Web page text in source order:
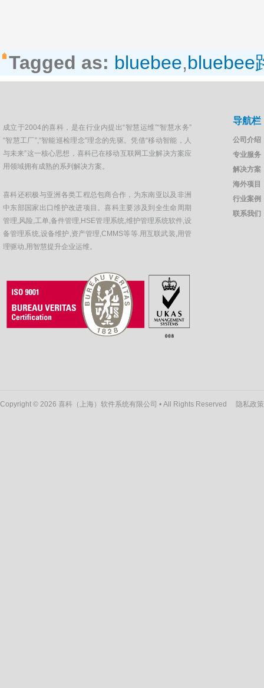
Tagged as: bluebee,bluebee
成立于2004的喜科，是在行业内提出“智慧运维”“智慧水务”
“智慧工厂”,“智能巡检理念”理念的先驱。凭借“移动智能，人
与未来”这一核心思想，喜科已在移动互联网工业解决方案应
用领域拥有成熟的系列解决方案。
喜科还积极与亚洲各类工程总包商合作，为东南亚以及非洲
中东部国家出口维护改进项目。喜科主要涉及到全生命周期
管理,风险,工单,备件管理,HSE管理系统,维护管理系统软件,设
备管理系统,设备维护,资产管理,CMMS等等.用互联武装,用管
理驱动,用智慧提升企业运维。
导航栏
公司介绍
专业服务
解决方案
海外项目
行业案例
联系我们
Copyright © 2026 喜科（上海）软件系统有限公司 • All Rights Reserved 隐私政策